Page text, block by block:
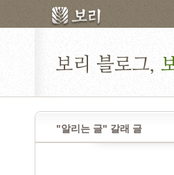
"알리는 글" 갈래 글